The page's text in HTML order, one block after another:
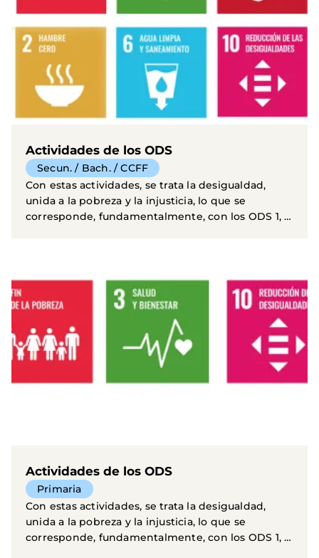
Actividades de los ODS
Secun. / Bach. / CCFF
Con estas actividades, se trata la desigualdad,
unida a la pobreza y la injusticia, lo que se
corresponde, fundamentalmente, con los ODS 1, 2,
Actividades de los ODS
Primaria
Con estas actividades, se trata la desigualdad,
unida a la pobreza y la injusticia, lo que se
corresponde, fundamentalmente, con los ODS 1, 3